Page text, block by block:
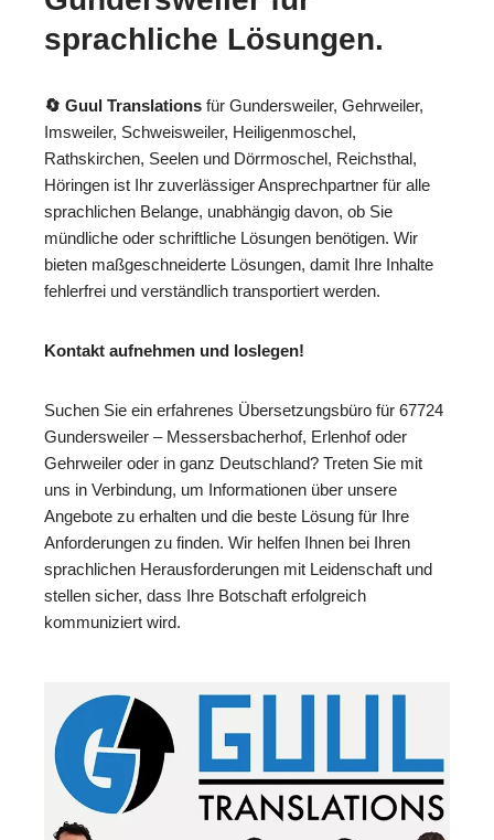
sprachliche Lösungen.
🔄 Guul Translations für Gundersweiler, Gehrweiler,
Imsweiler, Schweisweiler, Heiligenmoschel,
Rathskirchen, Seelen und Dörrmoschel, Reichsthal,
Höringen ist Ihr zuverlässiger Ansprechpartner für alle
sprachlichen Belange, unabhängig davon, ob Sie
mündliche oder schriftliche Lösungen benötigen. Wir
bieten maßgeschneiderte Lösungen, damit Ihre Inhalte
fehlerfrei und verständlich transportiert werden.
Kontakt aufnehmen und loslegen!
Suchen Sie ein erfahrenes Übersetzungsbüro für 67724
Gundersweiler – Messersbacherhof, Erlenhof oder
Gehrweiler oder in ganz Deutschland? Treten Sie mit
uns in Verbindung, um Informationen über unsere
Angebote zu erhalten und die beste Lösung für Ihre
Anforderungen zu finden. Wir helfen Ihnen bei Ihren
sprachlichen Herausforderungen mit Leidenschaft und
stellen sicher, dass Ihre Botschaft erfolgreich
kommuniziert wird.